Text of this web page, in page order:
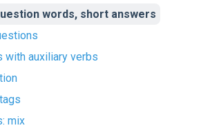
words, short answers
with auxiliary verbs
mix